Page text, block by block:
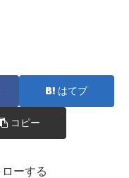
はてブ
コピー
ーする